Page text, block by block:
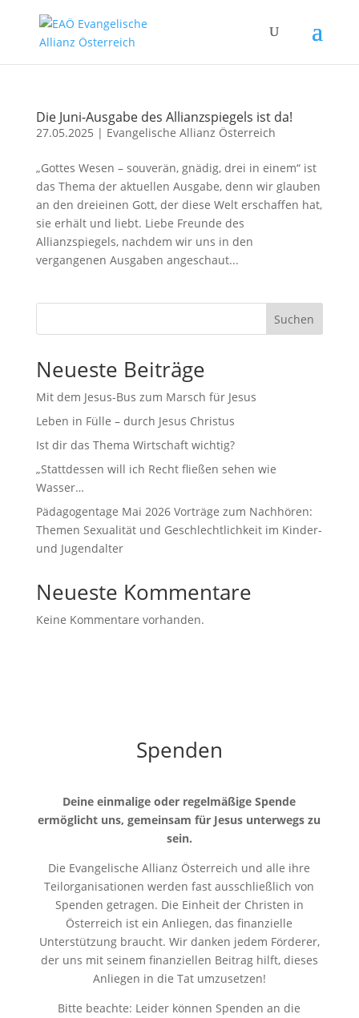
Die Juni-Ausgabe des Allianzspiegels ist da!
27.05.2025 | Evangelische Allianz Österreich
„Gottes Wesen – souverän, gnädig, drei in einem“ ist
das Thema der aktuellen Ausgabe, denn wir glauben
an den dreieinen Gott, der diese Welt erschaffen hat,
sie erhält und liebt. Liebe Freunde des
Allianzspiegels, nachdem wir uns in den
vergangenen Ausgaben angeschaut...
Suchen
Neueste Beiträge
Mit dem Jesus-Bus zum Marsch für Jesus
Leben in Fülle – durch Jesus Christus
Ist dir das Thema Wirtschaft wichtig?
„Stattdessen will ich Recht fließen sehen wie
Wasser…
Pädagogentage Mai 2026 Vorträge zum Nachhören:
Themen Sexualität und Geschlechtlichkeit im Kinder-
und Jugendalter
Neueste Kommentare
Keine Kommentare vorhanden.
Spenden
Deine einmalige oder regelmäßige Spende
ermöglicht uns, gemeinsam für Jesus unterwegs zu
sein.
Die Evangelische Allianz Österreich und alle ihre
Teilorganisationen werden fast ausschließlich von
Spenden getragen. Die Einheit der Christen in
Österreich ist ein Anliegen, das finanzielle
Unterstützung braucht. Wir danken jedem Förderer,
der uns mit seinem finanziellen Beitrag hilft, dieses
Anliegen in die Tat umzusetzen!
Bitte beachte: Leider können Spenden an die